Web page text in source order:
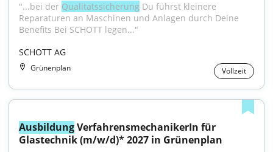
"...bei der Qualitätssicherung Du führst kleinere
Reparaturen an Maschinen und Anlagen durch Deine
Benefits Bei SCHOTT legen..."
SCHOTT AG
Grünenplan Vollzeit
Ausbildung VerfahrensmechanikerIn für
Glastechnik (m/w/d)* 2027 in Grünenplan